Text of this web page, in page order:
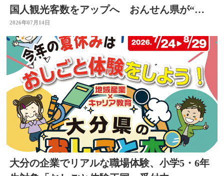
国人観光客数をアップへ おんせん県が“涼
しい大分”に
2026年07月14日
大分の企業でリアルな職場体験、小学5・6年